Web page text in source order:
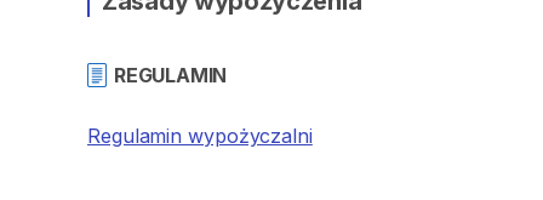
REGULAMIN
Regulamin wypożyczalni